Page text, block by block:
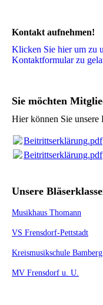
Kontakt aufnehmen!
Klicken Sie hier um zu
Kon­takt­for­mu­lar zu
Sie möchten
Hier können Sie unsere
Beitrittserklärung.pdf
Beitrittserklärung.pdf
Unsere
Musikhaus Thomann
VS Frensdorf-Pettstadt
Kreismusikschule Bamberg
MV Frensdorf u. U.